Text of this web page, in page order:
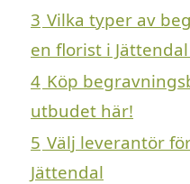
3 Vilka typer av
en florist i
4 Köp
utbudet här!
5 Välj leverantör
Jättendal